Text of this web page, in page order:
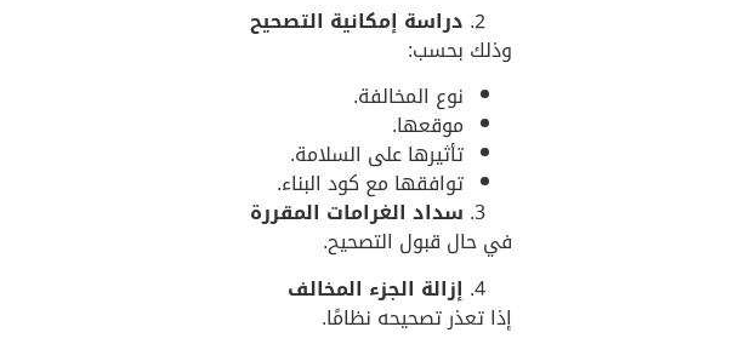
دراسة إمكانية التصحيح
وذلك بحسب:
نوع المخالفة.
موقعها.
تأثيرها على السلامة.
توافقها مع كود البناء.
سداد الغرامات المقررة
في حال قبول التصحيح.
إزالة الجزء المخالف
إذا تعذر تصحيحه نظامًا.